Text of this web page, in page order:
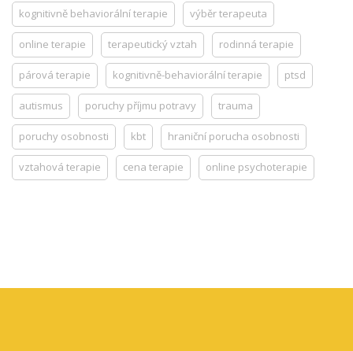
kognitivně behaviorální terapie výběr terapeuta
online terapie terapeutický vztah rodinná terapie
párová terapie kognitivně-behaviorální terapie ptsd
autismus poruchy příjmu potravy trauma
poruchy osobnosti kbt hraniční porucha osobnosti
vztahová terapie cena terapie online psychoterapie